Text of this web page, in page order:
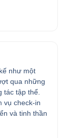
như một
qua những
tập thể.
vụ check-in
và tinh thần